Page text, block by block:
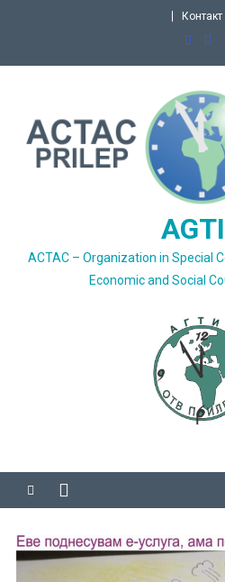
Контакт
ACTAC – Organization in Special
Economic and Social